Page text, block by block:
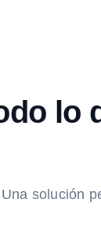
lo
Una solución